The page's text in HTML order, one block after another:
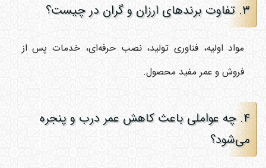
۳. تفاوت برندهای ارزان و گران در چیست؟
مواد اولیه، فناوری تولید، نصب حرفه‌ای، خدمات پس از
فروش و عمر مفید محصول.
۴. چه عواملی باعث کاهش عمر درب و پنجره
می‌شود؟